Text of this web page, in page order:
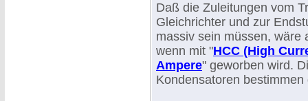
Daß die Zuleitungen vom
Gleichrichter und zur
massiv sein müssen, wäre
wenn mit "HCC (High
Ampere" geworben wird.
Kondensatoren